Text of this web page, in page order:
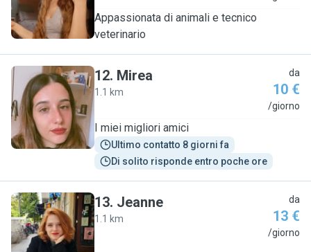
Appassionata di animali e tecnico
veterinario
M
12. Mirea
1.1 km
da
10 €
/giorno
I miei migliori amici
Ultimo contatto 8 giorni fa
Di solito risponde entro poche ore
J
13. Jeanne
1.1 km
da
13 €
/giorno